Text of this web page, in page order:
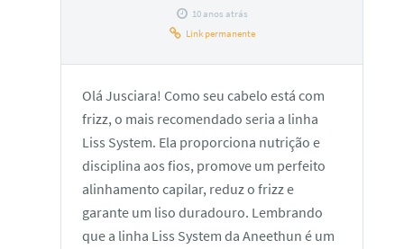
10 anos atrás
Link permanente
Olá Jusciara! Como seu cabelo está com
frizz, o mais recomendado seria a linha
Liss System. Ela proporciona nutrição e
disciplina aos fios, promove um perfeito
alinhamento capilar, reduz o frizz e
garante um liso duradouro. Lembrando
que a linha Liss System da Aneethun é um